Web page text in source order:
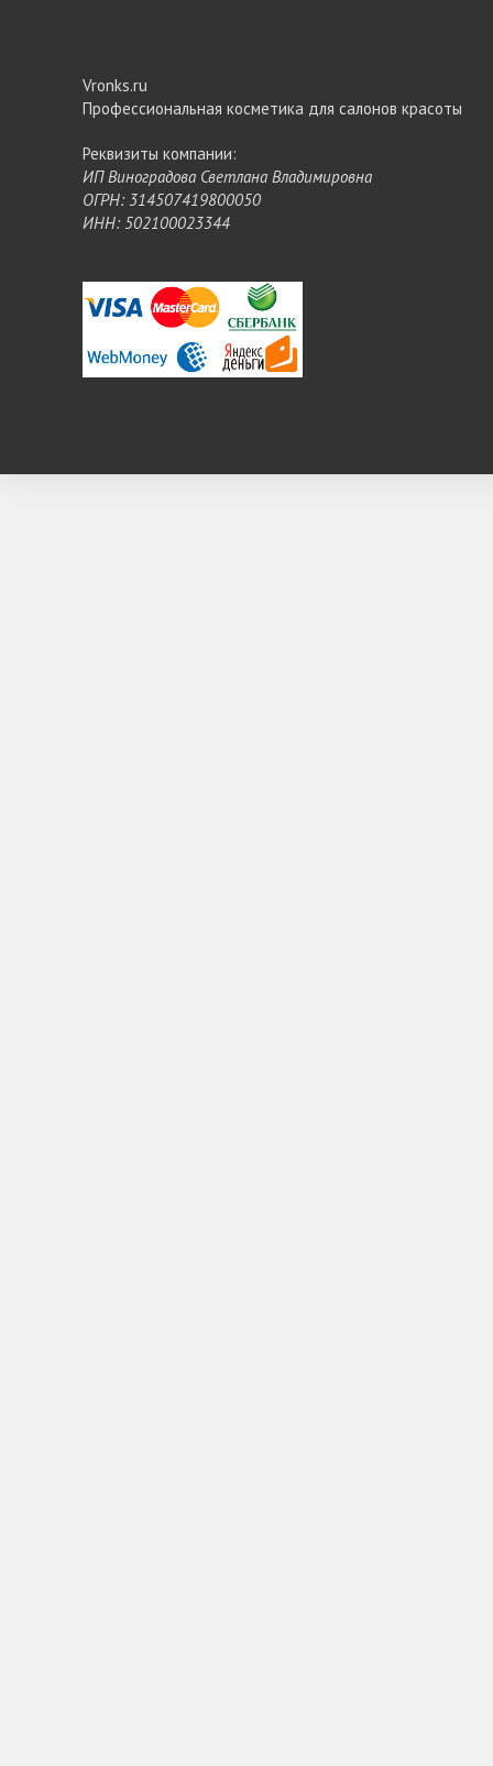
Vronks.ru
Профессиональная косметика для салонов красоты
Реквизиты компании:
ИП Виноградова Светлана Владимировна
ОГРН: 314507419800050
ИНН: 502100023344